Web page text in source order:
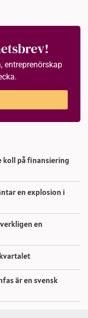
entreprenörskap
på finansiering
en explosion i
en
är en svensk